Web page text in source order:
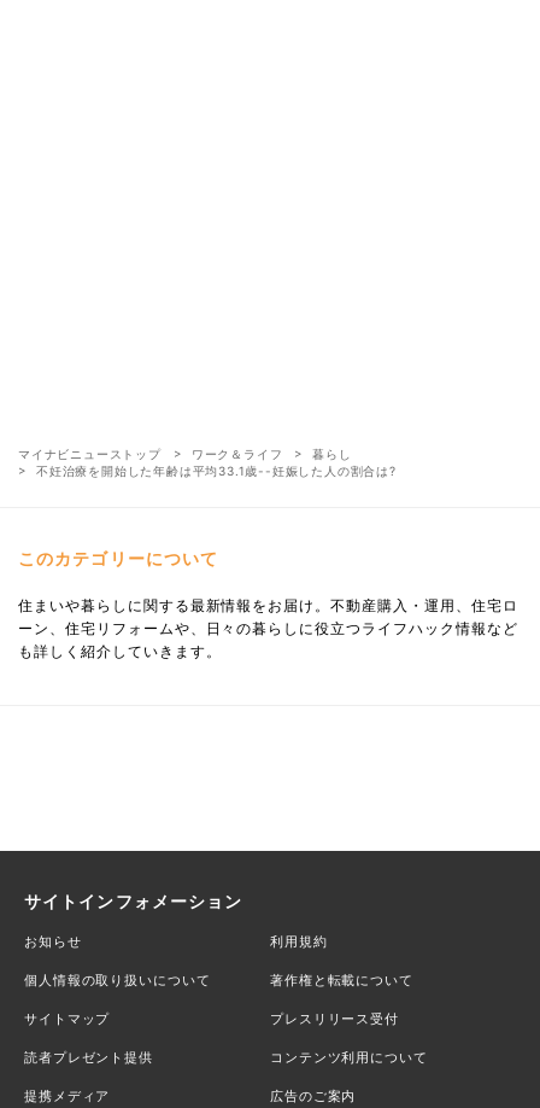
マイナビニューストップ ワーク＆ライフ
暮らし
不妊治療を開始した年齢は平均33.1歳--妊娠した人の割合は?
このカテゴリーについて
住まいや暮らしに関する最新情報をお届け。不動産購入・運用、住宅ロ
ーン、住宅リフォームや、日々の暮らしに役立つライフハック情報など
も詳しく紹介していきます。
サイトインフォメーション
お知らせ 利用規約
個人情報の取り扱いについて 著作権と転載について
サイトマップ プレスリリース受付
読者プレゼント提供 コンテンツ利用について
提携メディア 広告のご案内